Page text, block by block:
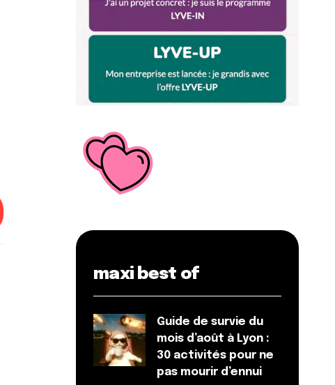
maxi best of
Guide de survie du
mois d’août à Lyon :
30 activités pour ne
pas mourir d’ennui